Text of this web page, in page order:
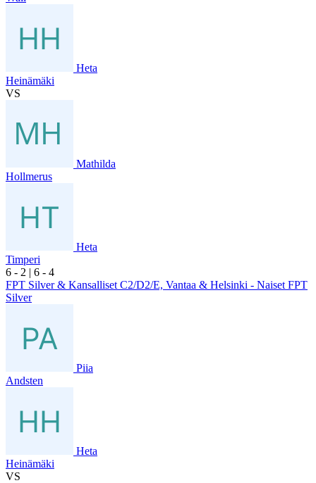
Heta
Heinämäki
VS
Mathilda
Hollmerus
Heta
Timperi
6 - 2 | 6 - 4
FPT Silver & Kansalliset C2/D2/E, Vantaa & Helsinki - Naiset FPT
Silver
Piia
Andsten
Heta
Heinämäki
VS